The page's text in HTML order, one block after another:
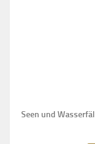
Seen und